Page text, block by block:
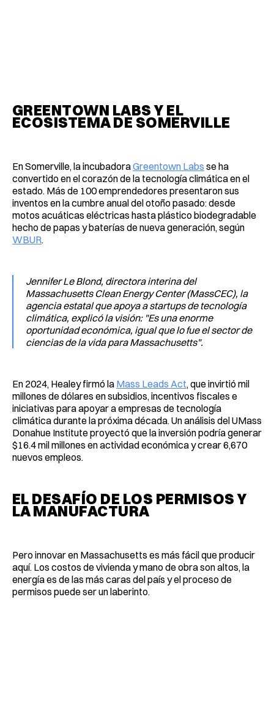
GREENTOWN LABS Y EL
ECOSISTEMA DE SOMERVILLE
En Somerville, la incubadoraGreentown Labs se ha
convertido en el corazón de la tecnología climática en el
estado. Más de 100 emprendedores presentaron sus
inventos en la cumbre anual del otoño pasado: desde
motos acuáticas eléctricas hasta plástico biodegradable
hecho de papas y baterías de nueva generación, según
WBUR.
Jennifer Le Blond, directora interina del
Massachusetts Clean Energy Center (MassCEC), la
agencia estatal que apoya a startups de tecnología
climática, explicó la visión: "Es una enorme
oportunidad económica, igual que lo fue el sector de
ciencias de la vida para Massachusetts".
En 2024, Healey firmó la Mass Leads Act, que invirtió mil
millones de dólares en subsidios, incentivos fiscales e
iniciativas para apoyar a empresas de tecnología
climática durante la próxima década. Un análisis del UMass
Donahue Institute proyectó que la inversión podría generar
$16.4 mil millones en actividad económica y crear 6,670
nuevos empleos.
EL DESAFÍO DE LOS PERMISOS Y
LA MANUFACTURA
Pero innovar en Massachusetts es más fácil que producir
aquí. Los costos de vivienda y mano de obra son altos, la
energía es de las más caras del país y el proceso de
permisos puede ser un laberinto.